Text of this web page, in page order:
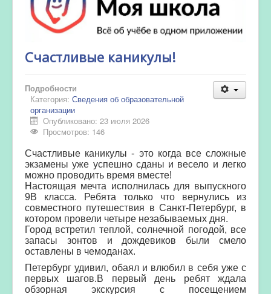
Счастливые каникулы!
Подробности
Категория: Сведения об образовательной
организации
Опубликовано: 23 июля 2026
Просмотров: 146
Счастливые каникулы - это когда все сложные
экзамены уже успешно сданы и весело и легко
можно проводить время вместе!
Настоящая мечта исполнилась для выпускного
9В класса. Ребята только что вернулись из
совместного путешествия в Санкт-Петербург, в
котором провели четыре незабываемых дня.
Город встретил теплой, солнечной погодой, все
запасы зонтов и дождевиков были смело
оставлены в чемоданах.
Петербург удивил, обаял и влюбил в себя уже с
первых шагов.В первый день ребят ждала
обзорная экскурсия с посещением